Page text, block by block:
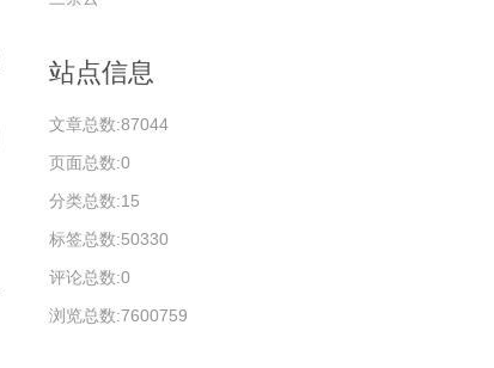
站点信息
文章总数:87044
页面总数:0
分类总数:15
标签总数:50330
评论总数:0
浏览总数:7600759